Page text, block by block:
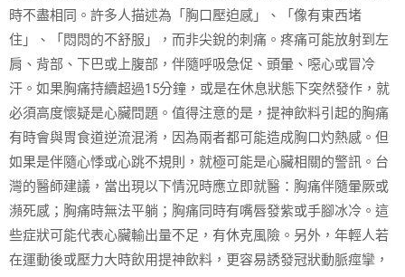
時不盡相同。許多人描述為「胸口壓迫感」、「像有東西堵
住」、「悶悶的不舒服」，而非尖銳的刺痛。疼痛可能放射到左
肩、背部、下巴或上腹部，伴隨呼吸急促、頭暈、噁心或冒冷
汗。如果胸痛持續超過15分鐘，或是在休息狀態下突然發作，就
必須高度懷疑是心臟問題。值得注意的是，提神飲料引起的胸痛
有時會與胃食道逆流混淆，因為兩者都可能造成胸口灼熱感。但
如果是伴隨心悸或心跳不規則，就極可能是心臟相關的警訊。台
灣的醫師建議，當出現以下情況時應立即就醫：胸痛伴隨暈厥或
瀕死感；胸痛時無法平躺；胸痛同時有嘴唇發紫或手腳冰冷。這
些症狀可能代表心臟輸出量不足，有休克風險。另外，年輕人若
在運動後或壓力大時飲用提神飲料，更容易誘發冠狀動脈痙攣，